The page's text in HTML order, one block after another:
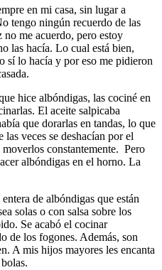
en mi casa, sin lugar a
tengo ningún recuerdo de las
me acuerdo, pero estoy
las hacía. Lo cual está bien,
sí lo hacía y por eso me pidieron
hice albóndigas, las cociné en
El aceite salpicaba
que dorarlas en tandas, lo que
veces se deshacían por el
constantemente. Pero
albóndigas en el horno. La
de albóndigas que están
solas o con salsa sobre los
Se acabó el cocinar
de los fogones. Además, son
A mis hijos mayores les encanta